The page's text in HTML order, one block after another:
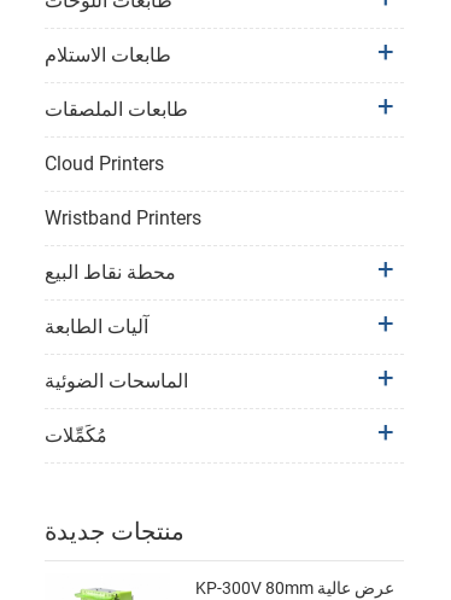
طابعات الاستلام
طابعات الملصقات
Cloud Printers
Wristband Printers
محطة نقاط البيع
آليات الطابعة
الماسحات الضوئية
مُكَمِّلات
منتجات جديدة
KP-300V 80mm عرض عالية